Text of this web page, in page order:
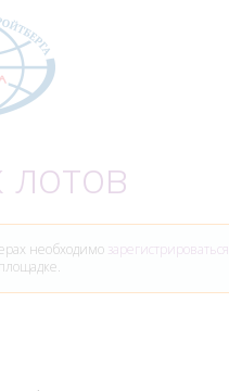
лотов
необходимо зарегистрироваться